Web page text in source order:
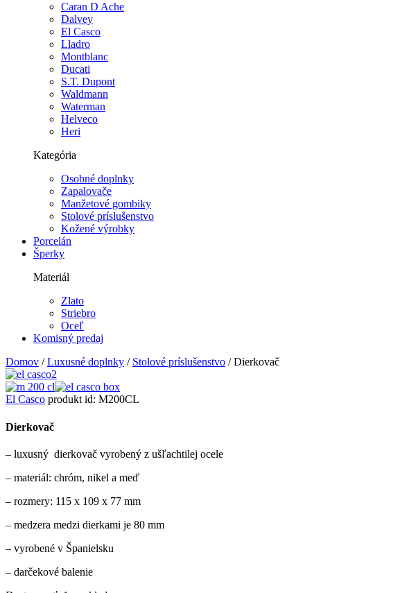
Caran D Ache
Dalvey
El Casco
Lladro
Montblanc
Ducati
S.T. Dupont
Waldmann
Waterman
Helveco
Heri
Kategória
Osobné doplnky
Zapalovače
Manžetové gombiky
Stolové príslušenstvo
Kožené výrobky
Porcelán
Šperky
Materiál
Zlato
Striebro
Oceľ
Komisný predaj
Domov /Luxusné doplnky / Stolové príslušenstvo / Dierkovač
El Casco produkt id: M200CL
Dierkovač
– luxusný dierkovač vyrobený z ušľachtilej ocele
– materiál: chróm, nikel a meď
– rozmery: 115 x 109 x 77 mm
– medzera medzi dierkami je 80 mm
– vyrobené v Španielsku
– darčekové balenie